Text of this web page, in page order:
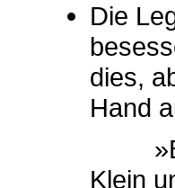
Die
dies,
Hand
Klein